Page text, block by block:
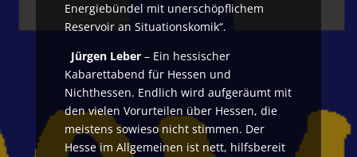
Energiebündel mit unerschöpflichem
Reservoir an Situationskomik“.
Jürgen Leber – Ein hessischer
Kabarettabend für Hessen und
Nichthessen. Endlich wird aufgeräumt mit
den vielen Vorurteilen über Hessen, die
meistens sowieso nicht stimmen. Der
Hesse im Allgemeinen ist nett, hilfsbereit